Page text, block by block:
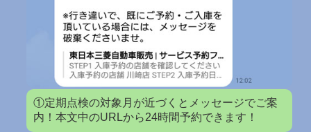
①定期点検の対象月が近づくとメッセージでご案
内！本文中のURLから24時間予約できます！